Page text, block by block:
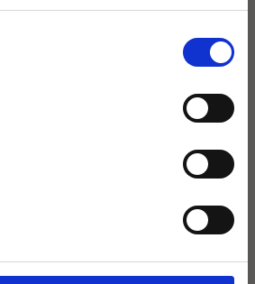
1999 als Spin-off des
und Architektur. Es
unabhängigen professionellen